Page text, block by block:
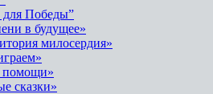
для Победы”
в будущее»
милосердия»
помощи»
сказки»